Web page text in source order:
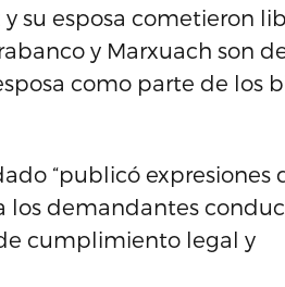
su esposa cometieron
y Marxuach son
como parte de los
“publicó expresiones
los demandantes
cumplimiento legal y